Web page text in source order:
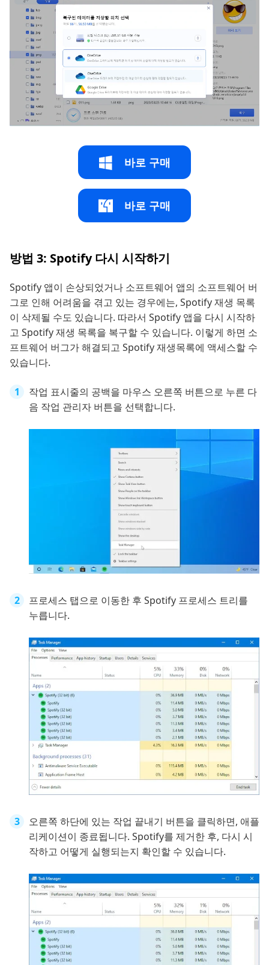
바로 구매
바로 구매
방법 3: Spotify 다시 시작하기
Spotify 앱이 손상되었거나 소프트웨어 앱의 소프트웨어 버
그로 인해 어려움을 겪고 있는 경우에는, Spotify 재생 목록
이 삭제될 수도 있습니다. 따라서 Spotify 앱을 다시 시작하
고 Spotify 재생 목록을 복구할 수 있습니다. 이렇게 하면 소
프트웨어 버그가 해결되고 Spotify 재생목록에 액세스할 수
있습니다.
작업 표시줄의 공백을 마우스 오른쪽 버튼으로 누른 다
음 작업 관리자 버튼을 선택합니다.
프로세스 탭으로 이동한 후 Spotify 프로세스 트리를
누릅니다.
오른쪽 하단에 있는 작업 끝내기 버튼을 클릭하면, 애플
리케이션이 종료됩니다. Spotify를 제거한 후, 다시 시
작하고 어떻게 실행되는지 확인할 수 있습니다.